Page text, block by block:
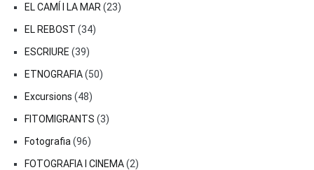
EL CAMÍ I LA MAR (23)
EL REBOST (34)
ESCRIURE (39)
ETNOGRAFIA(50)
Excursions (48)
FITOMIGRANTS (3)
Fotografia (96)
FOTOGRAFIA I CINEMA(2)